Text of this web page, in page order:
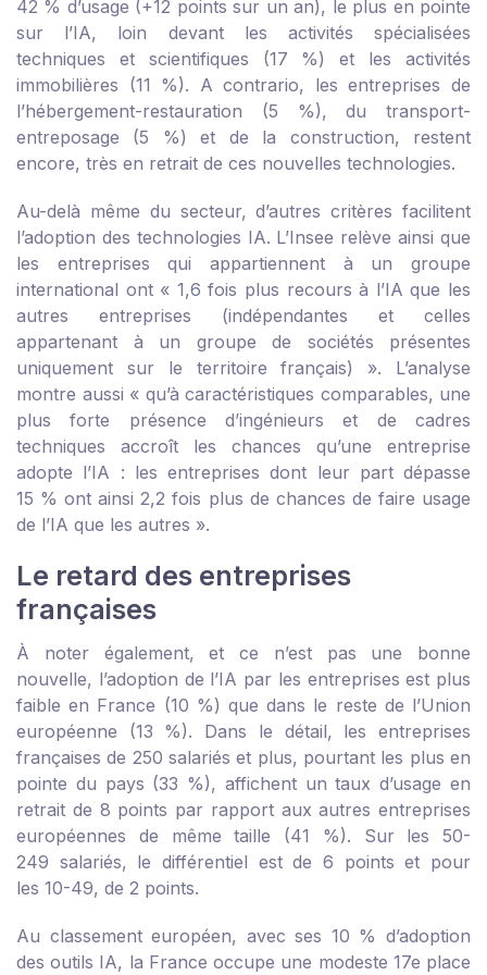
42 % d’usage (+12 points sur un an), le plus en pointe
sur l’IA, loin devant les activités spécialisées
techniques et scientifiques (17 %) et les activités
immobilières (11 %). A contrario, les entreprises de
l’hébergement-restauration (5 %), du transport-
entreposage (5 %) et de la construction, restent
encore, très en retrait de ces nouvelles technologies.
Au-delà même du secteur, d’autres critères facilitent
l’adoption des technologies IA. L’Insee relève ainsi que
les entreprises qui appartiennent à un groupe
international ont « 1,6 fois plus recours à l’IA que les
autres entreprises (indépendantes et celles
appartenant à un groupe de sociétés présentes
uniquement sur le territoire français) ». L’analyse
montre aussi « qu’à caractéristiques comparables, une
plus forte présence d’ingénieurs et de cadres
techniques accroît les chances qu’une entreprise
adopte l’IA : les entreprises dont leur part dépasse
15 % ont ainsi 2,2 fois plus de chances de faire usage
de l’IA que les autres ».
Le retard des entreprises
françaises
À noter également, et ce n’est pas une bonne
nouvelle, l’adoption de l’IA par les entreprises est plus
faible en France (10 %) que dans le reste de l’Union
européenne (13 %). Dans le détail, les entreprises
françaises de 250 salariés et plus, pourtant les plus en
pointe du pays (33 %), affichent un taux d’usage en
retrait de 8 points par rapport aux autres entreprises
européennes de même taille (41 %). Sur les 50-
249 salariés, le différentiel est de 6 points et pour
les 10-49, de 2 points.
Au classement européen, avec ses 10 % d’adoption
des outils IA, la France occupe une modeste 17e place